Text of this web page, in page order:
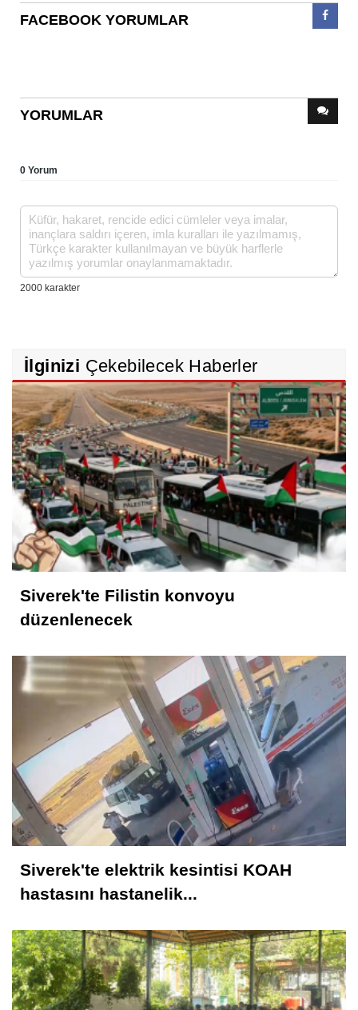
FACEBOOK YORUMLAR
YORUMLAR
0 Yorum
İlginizi Çekebilecek Haberler
Siverek'te Filistin konvoyu
düzenlenecek
Siverek'te elektrik kesintisi KOAH
hastasını hastanelik...